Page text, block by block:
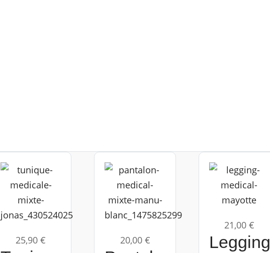
25,90 € 20,00 €
21,00 €
Legging